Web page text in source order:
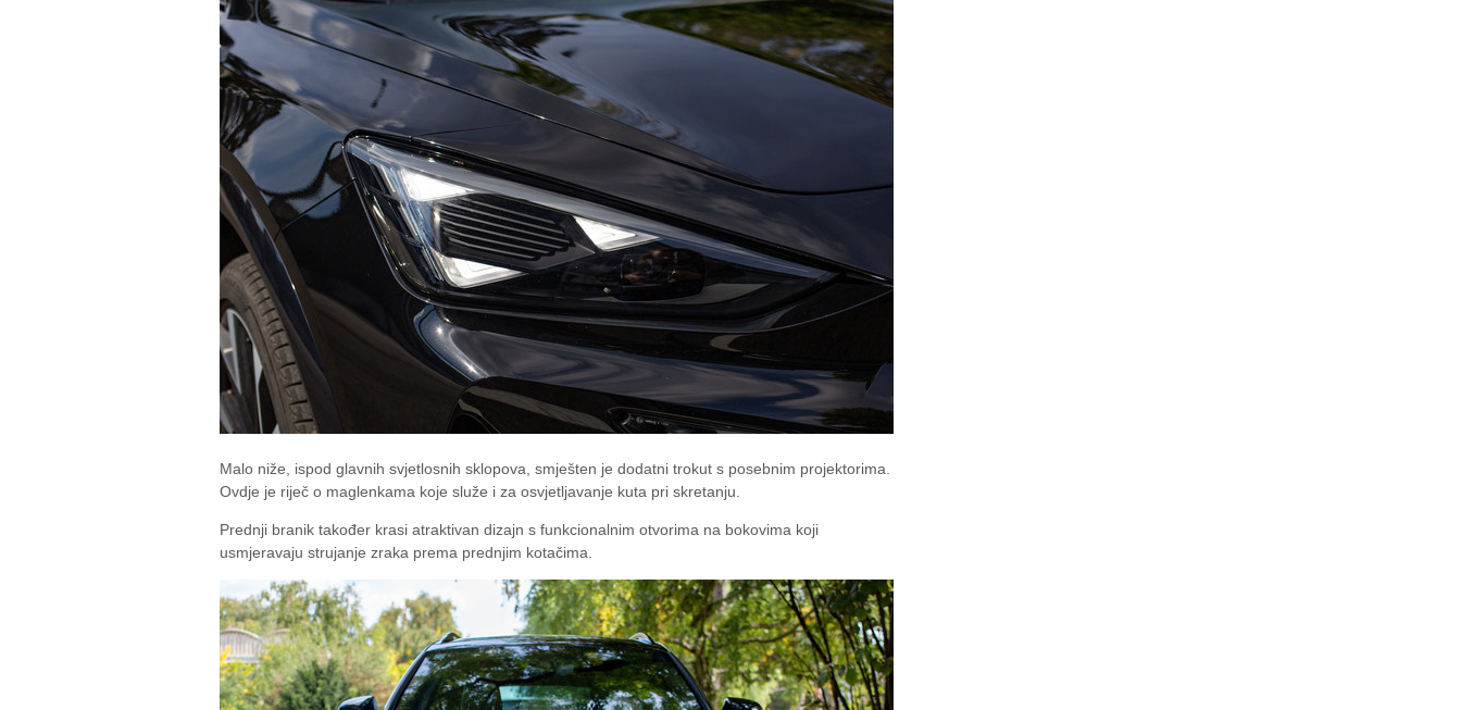
Malo niže, ispod glavnih svjetlosnih sklopova, smješten je dodatni trokut s posebnim projektorima.
Ovdje je riječ o maglenkama koje služe i za osvjetljavanje kuta pri skretanju.
Prednji branik također krasi atraktivan dizajn s funkcionalnim otvorima na bokovima koji
usmjeravaju strujanje zraka prema prednjim kotačima.